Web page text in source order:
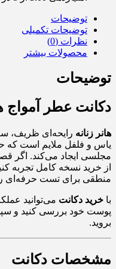
توضیحات
توضیحات تکمیلی
نظرات (0)
محصولات بیشتر
توضیحات
دکانت عطر آمواج هانر
هانر زنانه رایحه‌ای ظریف،
یاس و فلفل ملایم است که
مجلسی ایجاد می‌کند. اگر
از خرید نسخه کامل تجربه
منطقی برای تست حرفه‌ای
با خرید دکانت می‌توانید
پوست خود بررسی کنید و
بروید.
مشخصات دکانت